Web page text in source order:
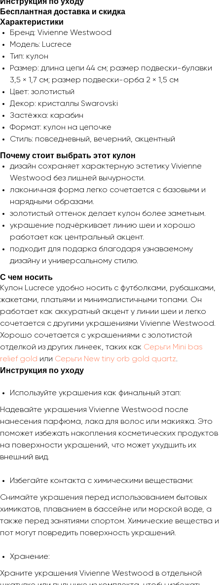
Бесплантная доставка и скидка
Характеристики
Бренд: Vivienne Westwood
Модель: Lucrece
Тип: кулон
Размер: длина цепи 44 см; размер подвески-булавки
3,5 × 1,7 см; размер подвески-орба 2 × 1,5 см
Цвет: золотистый
Декор: кристаллы Swarovski
Застёжка: карабин
Формат: кулон на цепочке
Стиль: повседневный, вечерний, акцентный
Почему стоит выбрать этот кулон
дизайн сохраняет характерную эстетику Vivienne
Westwood без лишней вычурности.
лаконичная форма легко сочетается с базовыми и
нарядными образами.
золотистый оттенок делает кулон более заметным.
украшение подчёркивает линию шеи и хорошо
работает как центральный акцент.
подходит для подарка благодаря узнаваемому
дизайну и универсальному стилю.
С чем носить
Кулон Lucrece удобно носить с футболками, рубашками,
жакетами, платьями и минималистичными топами. Он
работает как аккуратный акцент у линии шеи и легко
сочетается с другими украшениями Vivienne Westwood.
Хорошо сочетается с украшениями с золотистой
отделкой из других линеек, таких как Серьги Mini bas
relief gold или Серьги New tiny orb gold quartz.
Инструкция по уходу
Используйте украшения как финальный этап:
Надевайте украшения Vivienne Westwood после
нанесения парфюма, лака для волос или макияжа. Это
поможет избежать накопления косметических продуктов
на поверхности украшений, что может ухудшить их
внешний вид.
Избегайте контакта с химическими веществами:
Снимайте украшения перед использованием бытовых
химикатов, плаванием в бассейне или морской воде, а
также перед занятиями спортом. Химические вещества и
пот могут повредить поверхность украшений.
Хранение:
Храните украшения Vivienne Westwood в отдельной